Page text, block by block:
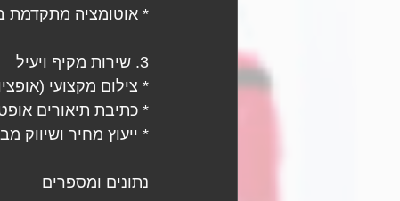
* אוטומציה מתקדמת
3. שירות מקיף ויעיל
* צילום מקצועי
* כתיבת תיאורים
* ייעוץ מחיר ושיווק
נתונים ומספרים